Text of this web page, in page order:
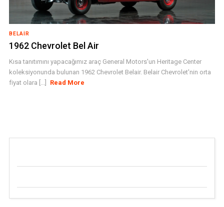
BELAIR
1962 Chevrolet Bel Air
Kısa tanıtımını yapacağımız araç General Motors'un Heritage Center
koleksiyonunda bulunan 1962 Chevrolet Belair. Belair Chevrolet'nin orta
fiyat olara [...]
Read More